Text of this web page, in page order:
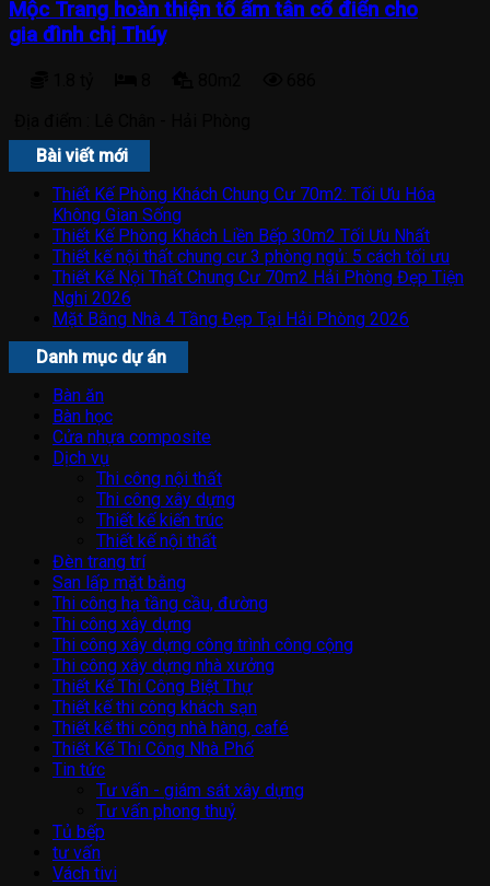
Mộc Trang hoàn thiện tổ ấm tân cổ điển cho
gia đình chị Thúy
Bài viết mới
Thiết Kế Phòng Khách Chung Cư 70m2: Tối Ưu Hóa
Không Gian Sống
Thiết Kế Phòng Khách Liền Bếp 30m2 Tối Ưu Nhất
Thiết kế nội thất chung cư 3 phòng ngủ: 5 cách tối ưu
Thiết Kế Nội Thất Chung Cư 70m2 Hải Phòng Đẹp Tiện
Nghi 2026
Mặt Bằng Nhà 4 Tầng Đẹp Tại Hải Phòng 2026
Danh mục dự án
Bàn ăn
Bàn học
Cửa nhựa composite
Dịch vụ
Thi công nội thất
Thi công xây dựng
Thiết kế kiến trúc
Thiết kế nội thất
Đèn trang trí
San lấp mặt bằng
Thi công hạ tầng cầu, đường
Thi công xây dựng
Thi công xây dựng công trình công cộng
Thi công xây dựng nhà xưởng
Thiết Kế Thi Công Biệt Thự
Thiết kế thi công khách sạn
Thiết kế thi công nhà hàng, café
Thiết Kế Thi Công Nhà Phố
Tin tức
Tư vấn - giám sát xây dựng
Tư vấn phong thuỷ
Tủ bếp
tư vấn
Vách tivi